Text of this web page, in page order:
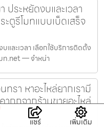
ประหยัดงบและเวลา
ตูรีโมทแบบเบ็ดเสร็จ
และเวลา เลือกใช้บริการติดตั้ง
ท.net — จำหน่า
รา หาอะไหล่ยากเรามี
าถูกจากร้านขายอะไหล่
แชร์ เพิ่มเติม